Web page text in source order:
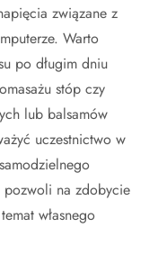
związane z
Warto
po długim dniu
stóp czy
lub balsamów
uczestnictwo w
pozwoli na zdobycie
własnego